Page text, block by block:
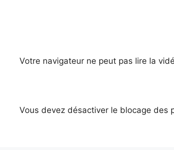
Votre navigateur ne peut pas lire la
Vous devez désactiver le blocage des